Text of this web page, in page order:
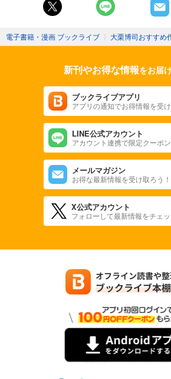
電子書籍・漫画 ブックライブ 〉 大栗博司おすすめ
新刊やお得な情報をお届
ブックライブアプリ
アプリの通知でお得情報を受け
LINE公式アカウント
アカウント連携で限定クーポン
メールマガジン
お得な最新情報を受け取ろう！
X公式アカウント
フォローして最新情報をチェッ